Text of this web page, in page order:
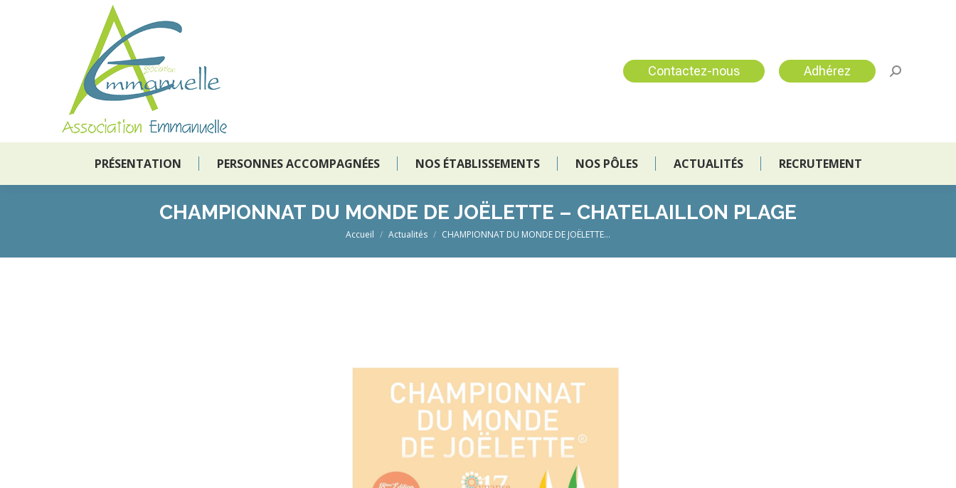
Contactez-nous Adhérez
PRÉSENTATION PERSONNES ACCOMPAGNÉES NOS ÉTABLISSEMENTS NOS PÔLES ACTUALITÉS RECRUTEMENT
CHAMPIONNAT DU MONDE DE JOËLETTE – CHATELAILLON PLAGE
Vous êtes ici :
Accueil Actualités CHAMPIONNAT DU MONDE DE JOËLETTE…
PRÉSENTATION